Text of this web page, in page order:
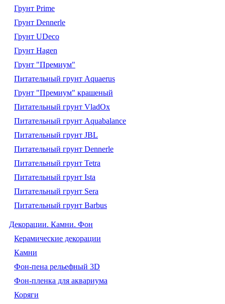
Грунт Prime
Грунт Dennerle
Грунт UDeco
Грунт Hagen
Грунт "Премиум"
Питательный грунт Aquaerus
Грунт "Премиум" крашеный
Питательный грунт VladOx
Питательный грунт Aquabalance
Питательный грунт JBL
Питательный грунт Dennerle
Питательный грунт Tetra
Питательный грунт Ista
Питательный грунт Sera
Питательный грунт Barbus
Декорации. Камни. Фон
Керамические декорации
Камни
Фон-пена рельефный 3D
Фон-пленка для аквариума
Коряги